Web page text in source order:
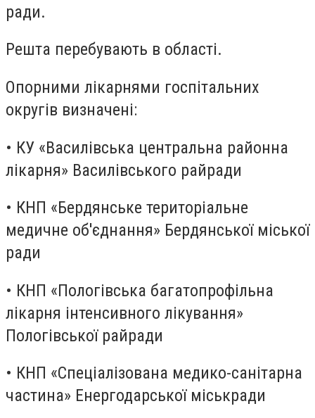
ради.
Решта перебувають в області.
Опорними лікарнями госпітальних
округів визначені:
• КУ «Василівська центральна районна
лікарня» Василівського райради
• КНП «Бердянське територіальне
медичне об'єднання» Бердянської міської
ради
• КНП «Пологівська багатопрофільна
лікарня інтенсивного лікування»
Пологівської райради
• КНП «Спеціалізована медико-санітарна
частина» Енергодарської міськради